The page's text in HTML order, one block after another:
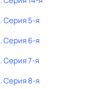
. Серия 5-я
. Серия 6-я
. Серия 7-я
. Серия 8-я